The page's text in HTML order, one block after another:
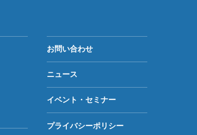
お問い合わせ
ニュース
イベント・セミナー
プライバシーポリシー